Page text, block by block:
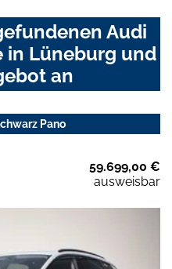
Audi
in Lüneburg und
an
Pano
59.699,00 €
ausweisbar